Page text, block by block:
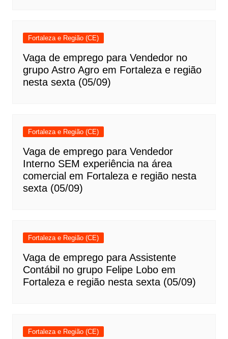
Fortaleza e Região (CE)
Vaga de emprego para Vendedor no
grupo Astro Agro em Fortaleza e região
nesta sexta (05/09)
Fortaleza e Região (CE)
Vaga de emprego para Vendedor
Interno SEM experiência na área
comercial em Fortaleza e região nesta
sexta (05/09)
Fortaleza e Região (CE)
Vaga de emprego para Assistente
Contábil no grupo Felipe Lobo em
Fortaleza e região nesta sexta (05/09)
Fortaleza e Região (CE)